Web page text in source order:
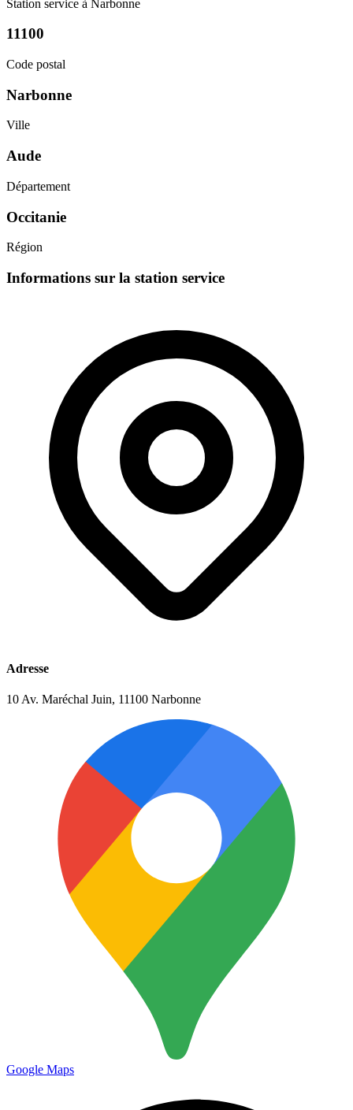
Station service à Narbonne
11100
Code postal
Narbonne
Ville
Aude
Département
Occitanie
Région
Informations sur la station service
Adresse
10 Av. Maréchal Juin, 11100 Narbonne
Google Maps